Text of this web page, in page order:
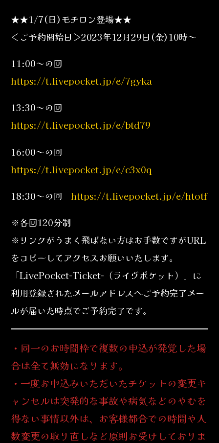
★★1/7(日)モチロン登場★★
＜ご予約開始日＞2023年12月29日(金)10時～
11:00～の回
https://t.livepocket.jp/e/7gyka
13:30～の回
https://t.livepocket.jp/e/btd79
16:00～の回
https://t.livepocket.jp/e/c3x0q
18:30～の回https://t.livepocket.jp/e/htotf
※各回120分制
※リンクがうまく飛ばない方はお手数ですがURL
をコピーしてアクセスお願いいたします。
「LivePocket-Ticket-（ライヴポケット）」に
利用登録されたメールアドレスへご予約完了メー
ルが届いた時点でご予約完了です。
・同一のお時間枠で複数の申込が発覚した場
合は全て無効になります。
・一度お申込みいただいたチケットの変更キ
ャンセルは突発的な事故や病気などのやむを
得ない事情以外は、お客様都合での時間や人
数変更の取り直しなど原則お受けしておりま